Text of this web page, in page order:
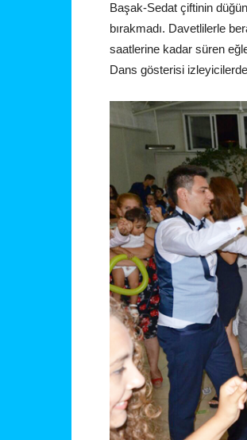
Başak-Sedat çiftinin
bırakmadı. Davetlilerle
saatlerine kadar süren
Dans gösterisi